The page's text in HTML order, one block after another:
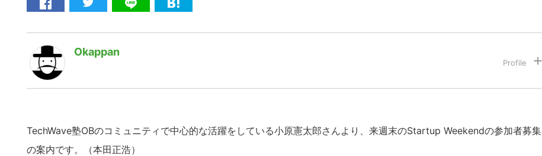
Okappan
TechWave塾OBのコミュニティで中心的な活躍をしている小原憲太郎さんより、来週末のStartup Weekendの参加者募集
の案内です。（本田正浩）